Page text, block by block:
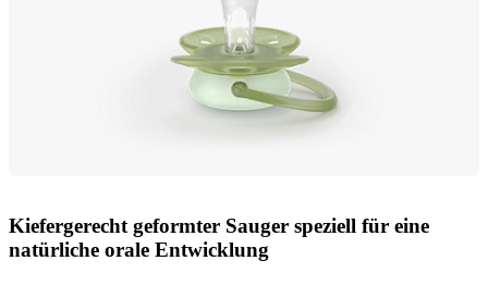
Kiefergerecht geformter Sauger speziell für eine
natürliche orale Entwicklung